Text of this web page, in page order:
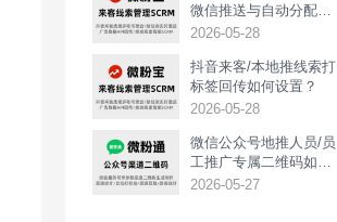
微信推送与自动分配如
何实现？
2026-05-28
抖音来客/本地推线索打
标签回传如何设置？
2026-05-28
‌微信公众号地推人员/员
工推广专属二维码如何
生成？
2026-05-27